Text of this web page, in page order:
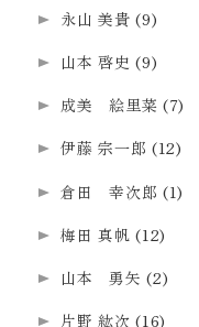
永山 美貴 (9)
山本 啓史 (9)
成美 絵里菜 (7)
伊藤 宗一郎 (12)
倉田 幸次郎 (1)
梅田 真帆 (12)
山本 勇矢 (2)
片野 紘次 (16)